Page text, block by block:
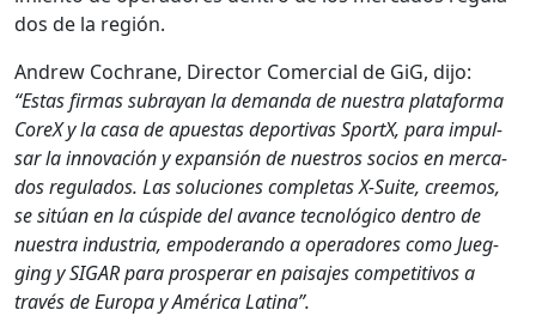
dos de la región.
Andrew Cochrane, Direc­tor Com­er­cial de GiG, dijo:
“Estas fir­mas sub­rayan la deman­da de nues­tra platafor­ma
CoreX y la casa de apues­tas deporti­vas SportX, para impul­
sar la inno­vación y expan­sión de nue­stros socios en mer­ca­
dos reg­u­la­dos. Las solu­ciones com­ple­tas X‑Suite, creemos,
se sitúan en la cúspi­de del avance tec­nológi­co den­tro de
nues­tra indus­tria, empoderan­do a oper­adores como Jueg­
ging y SIGAR para pros­per­ar en paisajes com­pet­i­tivos a
través de Europa y Améri­ca Lati­na”.